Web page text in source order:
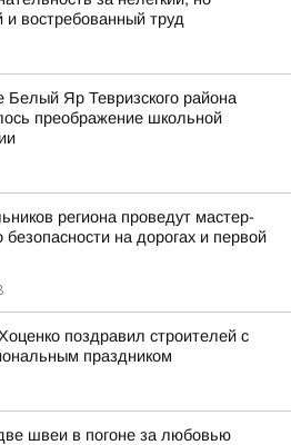
и востребованный труд
Белый Яр Тевризского района
преображение школьной
региона проведут мастер-
безопасности на дорогах и первой
поздравил строителей с
праздником
швеи в погоне за любовью